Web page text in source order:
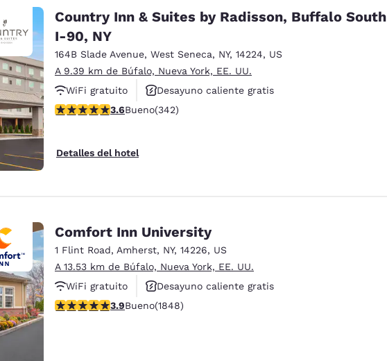
Country Inn & Suites by Radisson, Buffalo South
I-90, NY
164B Slade Avenue, West Seneca, NY, 14224, US
A 9.39 km de Búfalo, Nueva York, EE. UU.
WiFi gratuito
Desayuno caliente gratis
Se aceptan mascotas
calificación de 3.64 estrellas. Bueno. 342 reseñas
3.6Bueno(342)
Detalles del hotel
Comfort Inn University
1 Flint Road, Amherst, NY, 14226, US
A 13.53 km de Búfalo, Nueva York, EE. UU.
WiFi gratuito
Desayuno caliente gratis
Se aceptan mascotas
calificación de 3.88 estrellas. Bueno. 1848 reseñas
3.9Bueno(1848)